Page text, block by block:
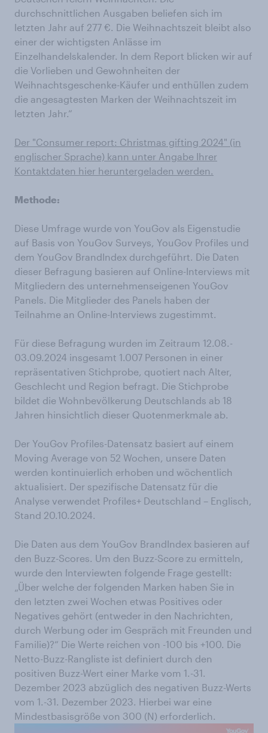
durchschnittlichen Ausgaben beliefen sich im
letzten Jahr auf 277 €. Die Weihnachtszeit bleibt also
einer der wichtigsten Anlässe im
Einzelhandelskalender. In dem Report blicken wir auf
die Vorlieben und Gewohnheiten der
Weihnachtsgeschenke-Käufer und enthüllen zudem
die angesagtesten Marken der Weihnachtszeit im
letzten Jahr.“
Der "Consumer report: Christmas gifting 2024" (in
englischer Sprache) kann unter Angabe Ihrer
Kontaktdaten hier heruntergeladen werden.
Methode:
Diese Umfrage wurde von YouGov als Eigenstudie
auf Basis von YouGov Surveys, YouGov Profiles und
dem YouGov BrandIndex durchgeführt. Die Daten
dieser Befragung basieren auf Online-Interviews mit
Mitgliedern des unternehmenseigenen YouGov
Panels. Die Mitglieder des Panels haben der
Teilnahme an Online-Interviews zugestimmt.
Für diese Befragung wurden im Zeitraum 12.08.-
03.09.2024 insgesamt 1.007 Personen in einer
repräsentativen Stichprobe, quotiert nach Alter,
Geschlecht und Region befragt. Die Stichprobe
bildet die Wohnbevölkerung Deutschlands ab 18
Jahren hinsichtlich dieser Quotenmerkmale ab.
Der YouGov Profiles-Datensatz basiert auf einem
Moving Average von 52 Wochen, unsere Daten
werden kontinuierlich erhoben und wöchentlich
aktualisiert. Der spezifische Datensatz für die
Analyse verwendet Profiles+ Deutschland – Englisch,
Stand 20.10.2024.
Die Daten aus dem YouGov BrandIndex basieren auf
den Buzz-Scores. Um den Buzz-Score zu ermitteln,
wurde den Interviewten folgende Frage gestellt:
„Über welche der folgenden Marken haben Sie in
den letzten zwei Wochen etwas Positives oder
Negatives gehört (entweder in den Nachrichten,
durch Werbung oder im Gespräch mit Freunden und
Familie)?“ Die Werte reichen von -100 bis +100. Die
Netto-Buzz-Rangliste ist definiert durch den
positiven Buzz-Wert einer Marke vom 1.-31.
Dezember 2023 abzüglich des negativen Buzz-Werts
vom 1.-31. Dezember 2023. Hierbei war eine
Mindestbasisgröße von 300 (N) erforderlich.